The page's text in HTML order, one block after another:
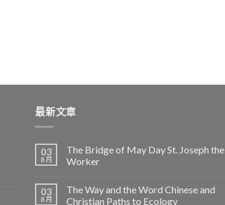
最新文章
03
8 月
The Bridge of May Day St. Joseph the
Worker
03
8 月
The Way and the Word Chinese and
Christian Paths to Ecology